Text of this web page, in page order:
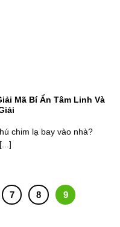
Mã Bí Ẩn Tâm Linh Và
chim lạ bay vào nhà?
7 8 9